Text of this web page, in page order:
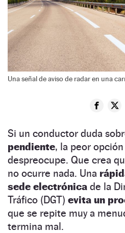
Una señal de aviso de radar en una
Si un conductor duda
pendiente, la peor
despreocupe. Que crea
no ocurre nada. Una
sede electrónica de la
Tráfico (DGT) evita un
que se repite muy a
termina mal.